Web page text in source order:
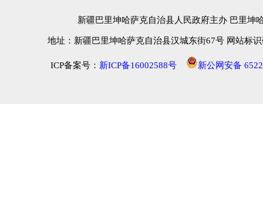
新疆巴里坤哈萨克自治县人民政府主办 巴里坤
地址：新疆巴里坤哈萨克自治县汉城东街67号 网站标
ICP备案号： 新ICP备16002588号 新公网安备